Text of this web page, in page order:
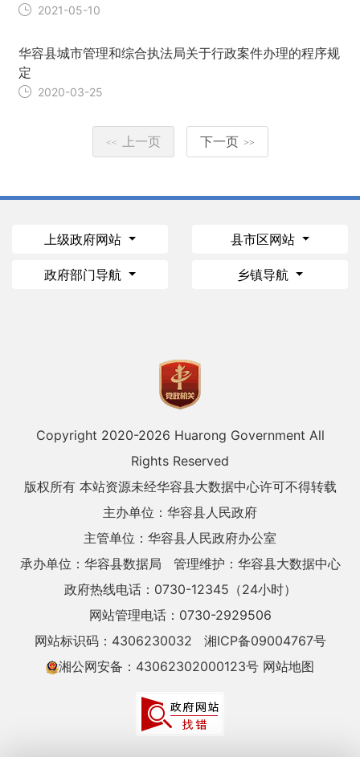
2021-05-10
华容县城市管理和综合执法局关于行政案件办理的程序规
定
2020-03-25
<< 上一页 下一页 >>
上级政府网站 县市区网站
政府部门导航 乡镇导航
Copyright 2020-2026 Huarong Government All
Rights Reserved
版权所有 本站资源未经华容县大数据中心许可不得转载
主办单位：华容县人民政府
主管单位：华容县人民政府办公室
承办单位：华容县数据局
管理维护：华容县大数据中心
政府热线电话：0730-12345（24小时）
网站管理电话：0730-2929506
网站标识码：4306230032
湘ICP备09004767号
湘公网安备：43062302000123号 网站地图